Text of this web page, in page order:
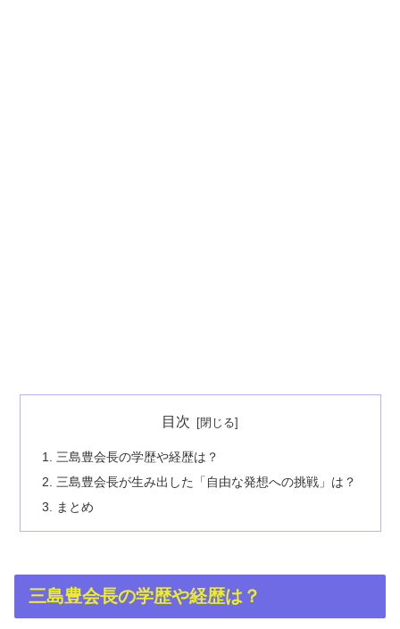
目次
三島豊会長の学歴や経歴は？
三島豊会長が生み出した「自由な発想への挑戦」は？
まとめ
三島豊会長の学歴や経歴は？